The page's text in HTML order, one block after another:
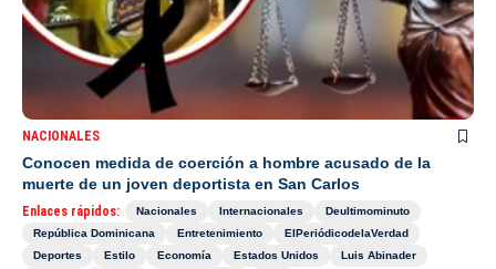
NACIONALES
Conocen medida de coerción a hombre acusado de la
muerte de un joven deportista en San Carlos
Enlaces rápidos: Nacionales Internacionales
Deultimominuto
República Dominicana
Entretenimiento
ElPeriódicodelaVerdad
Deportes
Estilo Economía Estados Unidos
Luis Abinader